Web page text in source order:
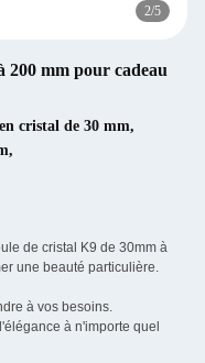
3/5
200 mm pour cadeau
cristal de 30 mm,
,
de cristal K9 de 30mm à
une beauté particulière.
à vos besoins.
à n'importe quel